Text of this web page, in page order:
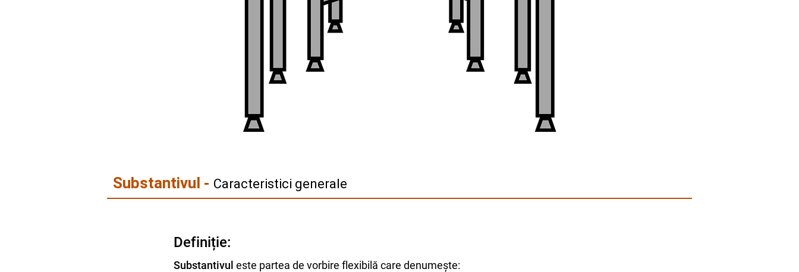
Substantivul - Caracteristici generale
Definiție:
Substantivul este partea de vorbire flexibilă care denumește: